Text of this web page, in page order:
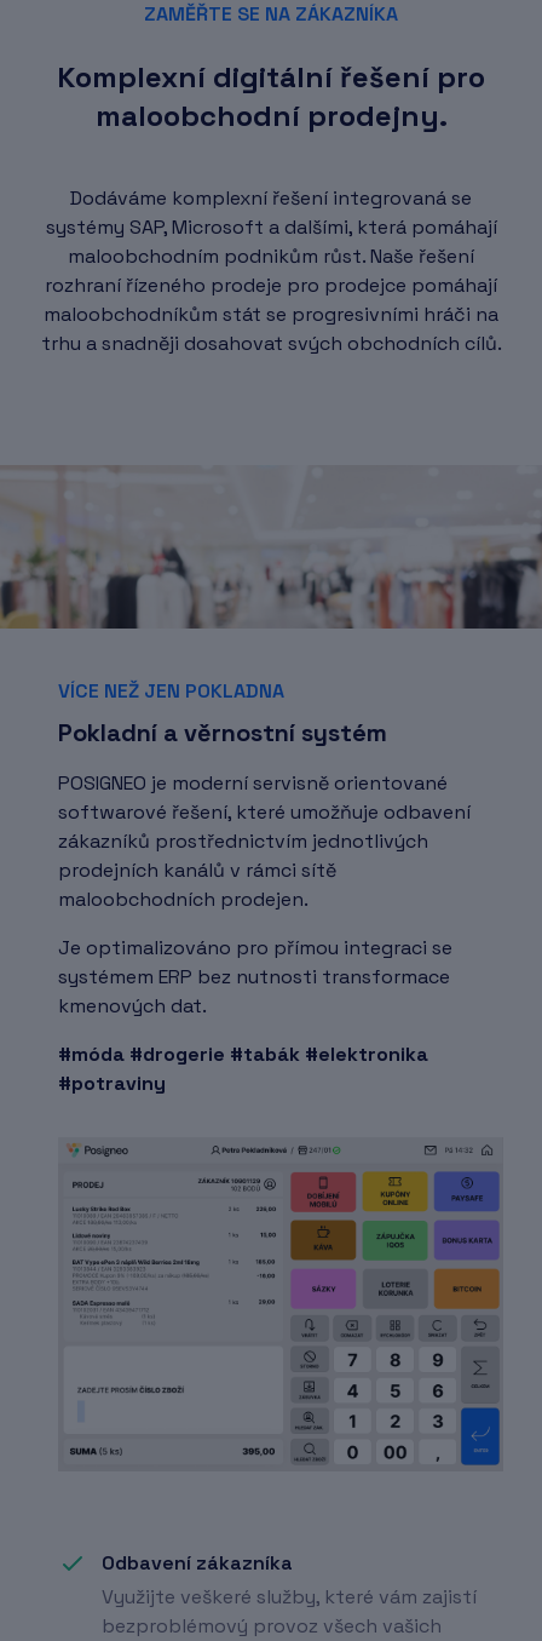
ZAMĚŘTE SE NA ZÁKAZNÍKA
Komplexní digitální řešení pro
maloobchodní prodejny.
Dodáváme komplexní řešení integrovaná se
systémy SAP, Microsoft a dalšími, která pomáhají
maloobchodním podnikům růst. Naše řešení
rozhraní řízeného prodeje pro prodejce pomáhají
maloobchodníkům stát se progresivními hráči na
trhu a snadněji dosahovat svých obchodních cílů.
VÍCE NEŽ JEN POKLADNA
Pokladní a věrnostní systém
POSIGNEO je moderní servisně orientované
softwarové řešení, které umožňuje odbavení
zákazníků prostřednictvím jednotlivých
prodejních kanálů v rámci sítě
maloobchodních prodejen.
Je optimalizováno pro přímou integraci se
systémem ERP bez nutnosti transformace
kmenových dat.
#móda #drogerie #tabák #elektronika
#potraviny
Odbavení zákazníka
Využijte veškeré služby, které vám zajistí
bezproblémový provoz všech vašich